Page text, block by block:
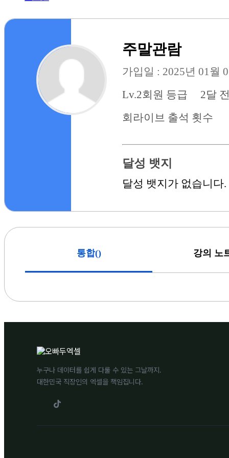
주말관람
가입일 : 2025년 01월
Lv.2회원 등급
2달
회 라이브 출석 횟수
달성 뱃지
달성 뱃지가 없습니다.
통합() 강의 노
누구나 데이터를 쉽게 다룰 수 있는 그날까지.
대한민국 직장인의 엑셀을 책임집니다.